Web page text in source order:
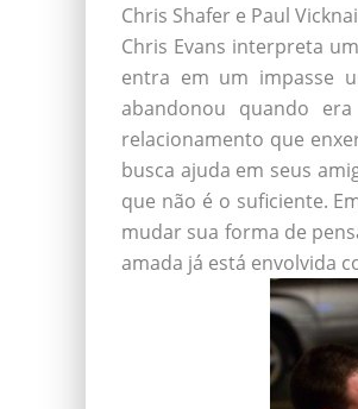
Chris Shafer e Paul
Chris Evans interpreta
entra em um impasse
abandonou quando
relacionamento que
busca ajuda em seus
que não é o suficiente.
mudar sua forma de
amada já está envolvida